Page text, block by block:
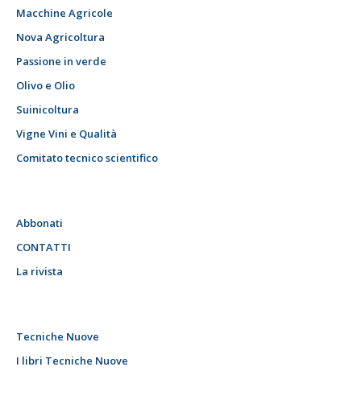
Macchine Agricole
Nova Agricoltura
Passione in verde
Olivo e Olio
Suinicoltura
Vigne Vini e Qualità
Comitato tecnico scientifico
Abbonati
CONTATTI
La rivista
Tecniche Nuove
I libri Tecniche Nuove